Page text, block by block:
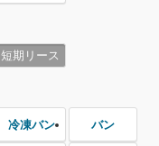
短期リース
冷凍バン バン